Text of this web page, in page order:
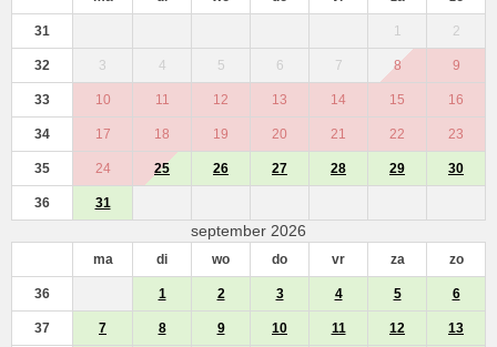
31 1 2
32 3 4 5 6 7 8 9
33 10 11 12 13 14 15 16
34 17 18 19 20 21 22 23
35 24 25 26 27 28 29 30
36 31
september 2026
ma di wo do vr za zo
36 1 2 3 4 5 6
37 7 8 9 10 11 12 13